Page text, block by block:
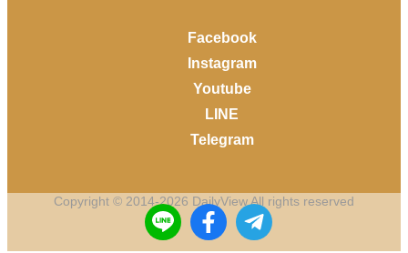
Facebook
Instagram
Youtube
LINE
Telegram
Copyright © 2014-2026 DailyView All rights reserved